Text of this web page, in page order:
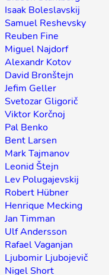
Isaak Boleslavskij
Samuel Reshevsky
Reuben Fine
Miguel Najdorf
Alexandr Kotov
David Bronštejn
Jefim Geller
Svetozar Gligorič
Viktor Korčnoj
Pal Benko
Bent Larsen
Mark Tajmanov
Leonid Štejn
Lev Polugajevskij
Robert Hübner
Henrique Mecking
Jan Timman
Ulf Andersson
Rafael Vaganjan
Ljubomir Ljubojevič
Nigel Short